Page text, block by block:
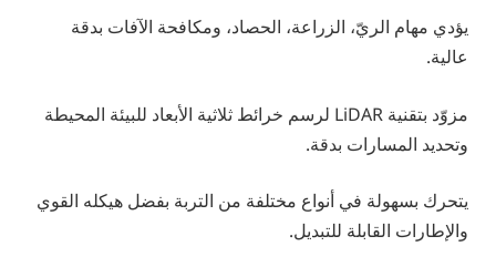
يؤدي مهام الريّ، الزراعة، الحصاد، ومكافحة الآفات بدقة
عالية.
مزوّد بتقنية LiDAR لرسم خرائط ثلاثية الأبعاد للبيئة المحيطة
وتحديد المسارات بدقة.
يتحرك بسهولة في أنواع مختلفة من التربة بفضل هيكله القوي
والإطارات القابلة للتبديل.